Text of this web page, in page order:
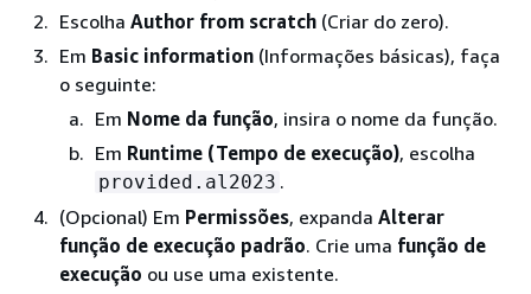
Escolha Author from scratch (Criar do zero).
Em Basic information (Informações básicas), faça
o seguinte:
Em Nome da função, insira o nome da função.
Em Runtime (Tempo de execução), escolha
provided.al2023 .
(Opcional) Em Permissões, expanda Alterar
função de execução padrão. Crie uma função de
execução ou use uma existente.